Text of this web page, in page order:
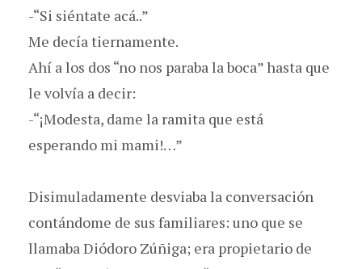
-“Si siéntate acá..”
Me decía tiernamente.
Ahí a los dos “no nos paraba la boca” hasta que
le volvía a decir:
-“¡Modesta, dame la ramita que está
esperando mi mami!…”
Disimuladamente desviaba la conversación
contándome de sus familiares: uno que se
llamaba Diódoro Zúñiga; era propietario de